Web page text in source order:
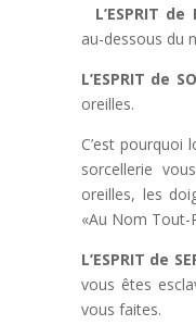
L’ESPRIT de
au-dessous du
L’ESPRIT de
oreilles.
C’est pourquoi
sorcellerie
oreilles, les
«Au Nom Tout-
L’ESPRIT de
vous êtes
vous faites.